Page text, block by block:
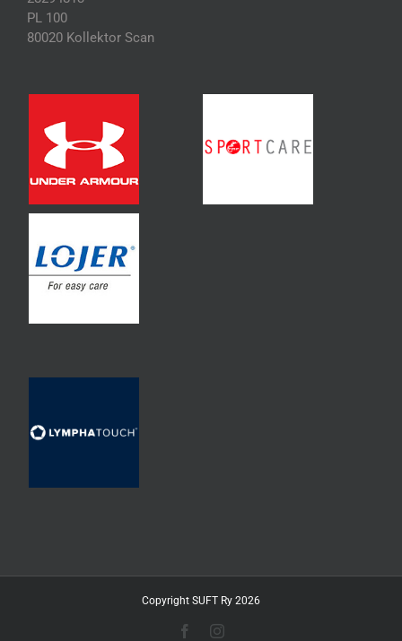
PL 100
80020 Kollektor Scan
Copyright SUFT Ry 2026
FacebookInstagram